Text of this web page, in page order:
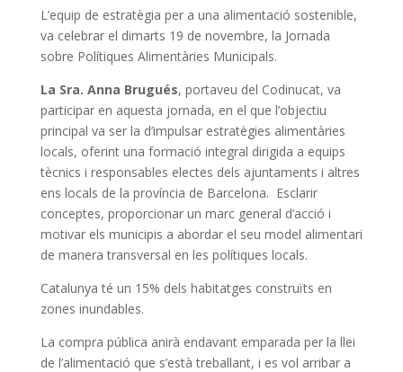
L’equip de estratègia per a una alimentació sostenible,
va celebrar el dimarts 19 de novembre, la Jornada
sobre Polítiques Alimentàries Municipals.
La Sra. Anna Brugués, portaveu del Codinucat, va
participar en aquesta jornada, en el que l’objectiu
principal va ser la d’impulsar estratègies alimentàries
locals, oferint una formació integral dirigida a equips
tècnics i responsables electes dels ajuntaments i altres
ens locals de la província de Barcelona. Esclarir
conceptes, proporcionar un marc general d’acció i
motivar els municipis a abordar el seu model alimentari
de manera transversal en les polítiques locals.
Catalunya té un 15% dels habitatges construïts en
zones inundables.
La compra pública anirà endavant emparada per la llei
de l’alimentació que s’està treballant, i es vol arribar a